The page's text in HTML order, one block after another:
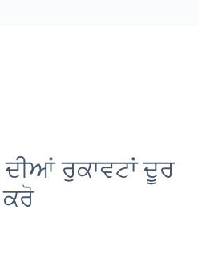
ਦੀਆਂ ਰੁਕਾਵਟਾਂ ਦੂਰ
ਕਰੋ